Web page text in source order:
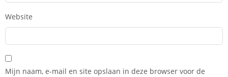
Website
Mijn naam, e-mail en site opslaan in deze browser voor de